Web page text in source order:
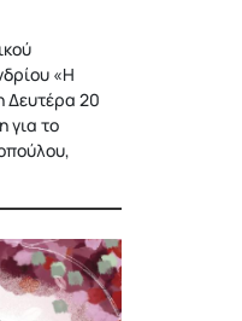
«Η
Δευτέρα 20
για το